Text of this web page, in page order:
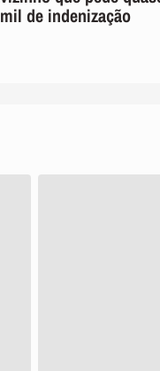
mil de indenização